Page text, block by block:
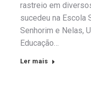
rastreio em
sucedeu na Escola
Senhorim e Nelas,
Educação…
Ler mais